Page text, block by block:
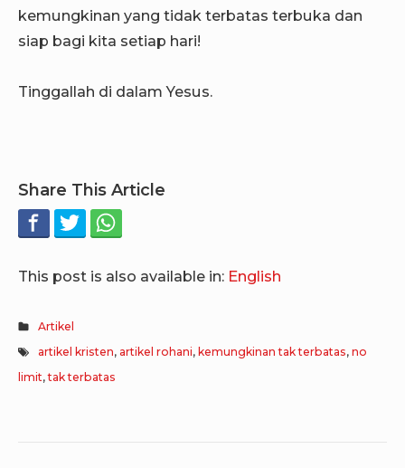
kemungkinan yang tidak terbatas terbuka dan
siap bagi kita setiap hari!
Tinggallah di dalam Yesus.
Share This Article
This post is also available in: English
Artikel
artikel kristen, artikel rohani, kemungkinan tak terbatas,no
limit,tak terbatas